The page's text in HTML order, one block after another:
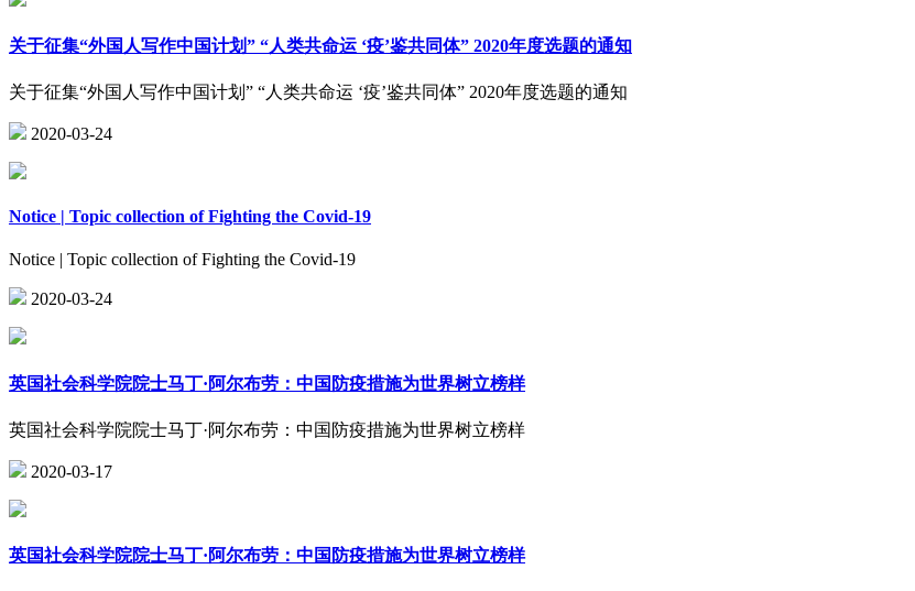
关于征集“外国人写作中国计划” “人类共命运 ‘疫’鉴共同体” 2020年度选题的通知
关于征集“外国人写作中国计划” “人类共命运 ‘疫’鉴共同体” 2020年度选题的通知
2020-03-24
Notice | Topic collection of Fighting the Covid-19
Notice | Topic collection of Fighting the Covid-19
2020-03-24
英国社会科学院院士马丁·阿尔布劳：中国防疫措施为世界树立榜样
英国社会科学院院士马丁·阿尔布劳：中国防疫措施为世界树立榜样
2020-03-17
英国社会科学院院士马丁·阿尔布劳：中国防疫措施为世界树立榜样